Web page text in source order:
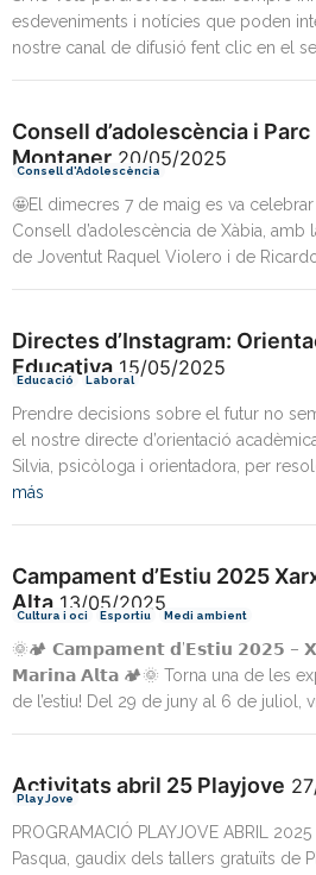
esdeveniments i notícies que poden
nostre canal de difusió fent clic en el
Consell d’adolescència i Parc
Montaner 20/05/2025
Consell d'Adolescència
🤩El dimecres 7 de maig es va
Consell d’adolescència de Xàbia,
de Joventut Raquel Violero i de Ricardo
Directes d’Instagram:
Educativa 15/05/2025
Educació Laboral
Prendre decisions sobre el futur no
el nostre directe d’orientació
Silvia, psicòloga i orientadora, per
más
Campament d’Estiu 2025
Alta 13/05/2025
Cultura i oci Esportiu Medi ambient
🌞🏕️ 𝗖𝗮𝗺𝗽𝗮𝗺𝗲𝗻𝘁 𝗱’𝗘𝘀𝘁𝗶𝘂 𝟮𝟬𝟮𝟱 –
𝗠𝗮𝗿𝗶𝗻𝗮 𝗔𝗹𝘁𝗮 🏕️🌞 Torna una de les
de l’estiu! Del 29 de juny al 6 de juliol,
Activitats abril 25 Playjove
Play Jove
PROGRAMACIÓ PLAYJOVE ABRIL
Pasqua, gaudix dels tallers gratuïts de